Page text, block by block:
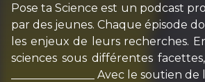
Pose ta Science est un podcast
par des jeunes. Chaque épisode
les enjeux de leurs recherches.
sciences sous différentes
_______________ Avec le